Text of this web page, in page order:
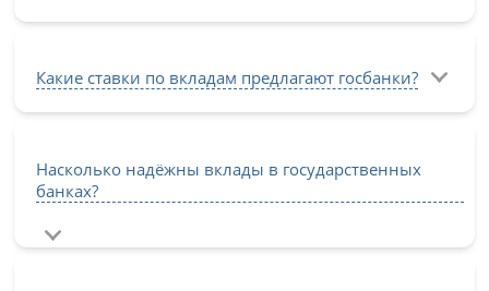
Какие ставки по вкладам предлагают госбанки?
Насколько надёжны вклады в государственных
банках?